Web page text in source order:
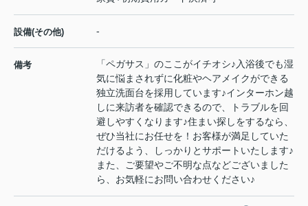
設備(その他) -
備考
「ペガサス」のここがイチオシ♪入浴後でも湿
気に悩まされずに化粧やヘアメイクができる
独立洗面台を採用しています♪インターホン越
しに来訪者を確認できるので、トラブルを回
避しやすくなります♪住まい探しをするなら、
ぜひ当社にお任せを！お客様が満足していた
だけるよう、しっかりとサポートいたします♪
また、ご要望やご不明な点などございました
ら、お気軽にお問い合わせください♪